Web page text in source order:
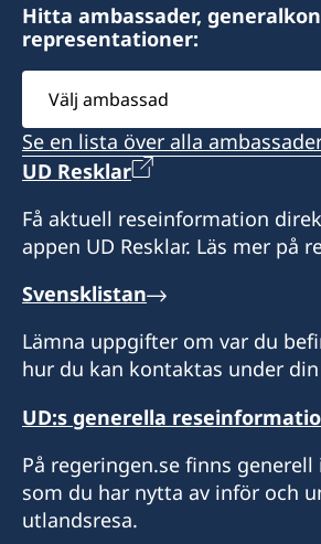
Hitta ambassader,
representationer:
Välj
ambassad
Se en lista över alla
UD Resklar
Få aktuell reseinformation
appen UD Resklar. Läs mer på
Svensklistan
Lämna uppgifter om var du
hur du kan kontaktas under
UD:s generella
På regeringen.se finns
som du har nytta av inför och
utlandsresa.